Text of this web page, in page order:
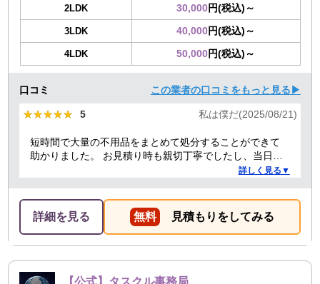
2LDK 30,000円(税込)～
3LDK 40,000円(税込)～
4LDK 50,000円(税込)～
口コミ この業者の口コミをもっと見る▶
★★★★★
★★★★★ 5 私は僕だ(2025/08/21)
短時間で大量の不用品をまとめて処分することができて
助かりました。 お見積り時も親切丁寧でしたし、当日作
業を担当してくれた方たちも礼儀正しく気持ちよく対応
詳しく見る▼
詳細を見る 無料 見積もりをしてみる